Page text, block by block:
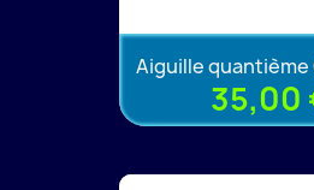
Aiguille
35,00